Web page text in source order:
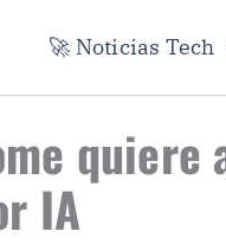
🚀 Noticias Tech
quiere
IA